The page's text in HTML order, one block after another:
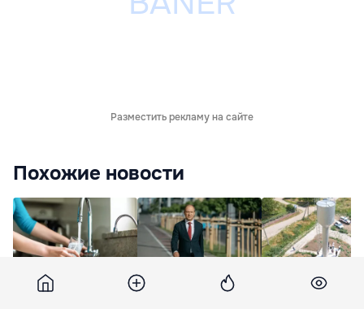
Разместить рекламу на сайте
Похожие новости
Молдове потребуется
2 млрд евро на
Чебан: Угрозы для
водоснабжения
В Хынчештском
районе строят